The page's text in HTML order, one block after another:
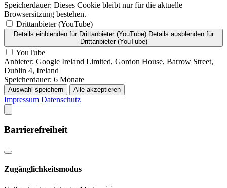
Speicherdauer: Dieses Cookie bleibt nur für die aktuelle
Browsersitzung bestehen.
Drittanbieter (YouTube)
Details einblendenfür Drittanbieter (YouTube) Details ausblendenfür
Drittanbieter (YouTube)
YouTube
Anbieter: Google Ireland Limited, Gordon House, Barrow Street,
Dublin 4, Ireland
Speicherdauer: 6 Monate
Auswahl speichern Alle akzeptieren
Impressum Datenschutz
Barrierefreiheit
Zugänglichkeitsmodus